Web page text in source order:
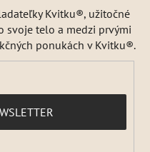
Kvitku®, užitočné
svoje telo a medzi prvými
ponukách v Kvitku®.